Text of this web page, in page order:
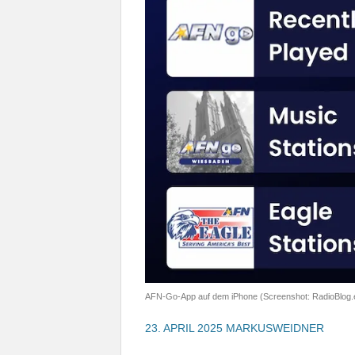
AFN-Go-App auf dem iPhone (Screenshot:
23. APRIL 2025 MARKUSWEIDNER